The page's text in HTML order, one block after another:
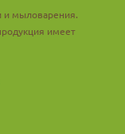
и мыловарения.
имеет